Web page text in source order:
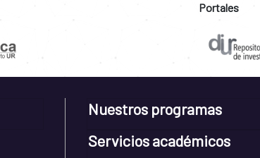
Portales
Nuestros programas
Servicios académicos